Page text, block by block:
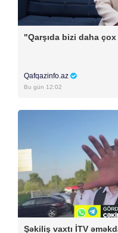
"Qarşıda bizi daha
Qafqazinfo.az
Bu gün 12:02
Şəkiliş vaxtı İTV